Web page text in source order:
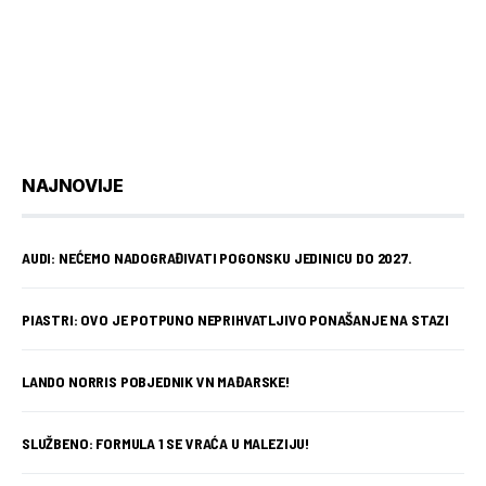
NAJNOVIJE
AUDI: NEĆEMO NADOGRAĐIVATI POGONSKU JEDINICU DO 2027.
PIASTRI: OVO JE POTPUNO NEPRIHVATLJIVO PONAŠANJE NA STAZI
LANDO NORRIS POBJEDNIK VN MAĐARSKE!
SLUŽBENO: FORMULA 1 SE VRAĆA U MALEZIJU!